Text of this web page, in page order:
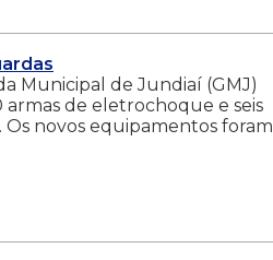
Municipal de Jundiaí (GMJ)
de eletrochoque e seis
Os novos equipamentos foram